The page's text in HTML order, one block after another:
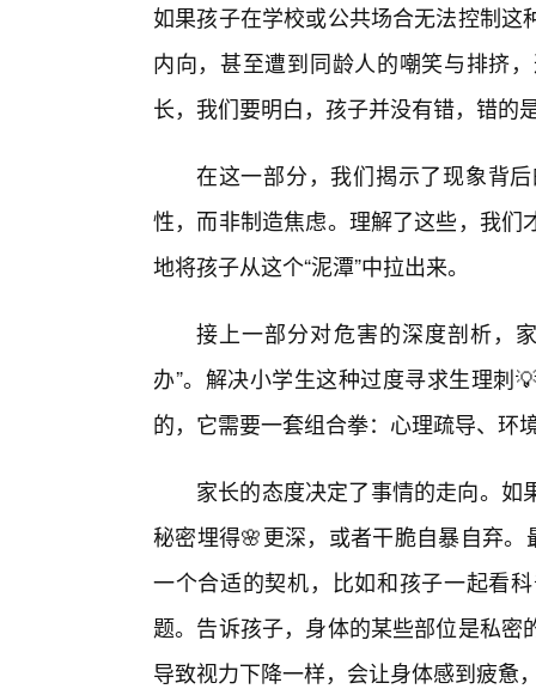
如果孩子在学校或公共场合无法控制
内向，甚至遭到同龄人的嘲笑与排挤
长，我们要明白，孩子并没有错，错的
在这一部分，我们揭示了现象背
性，而非制造焦虑。理解了这些，我
地将孩子从这个“泥潭”中拉出来。
接上一部分对危害的深度剖析，
办”。解决小学生这种过度寻求生理刺
的，它需要一套组合拳：心理疏导、环
家长的态度决定了事情的走向。
秘密埋得🌸更深，或者干脆自暴自弃
一个合适的契机，比如和孩子一起看
题。告诉孩子，身体的某些部位是私
导致视力下降一样，会让身体感到疲惫